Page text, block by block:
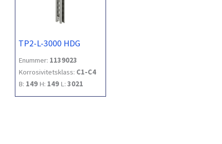
TP2-L-3000 HDG
Enummer: 1139023
Korrosivitetsklass: C1-C4
B: 149 H: 149 L: 3021